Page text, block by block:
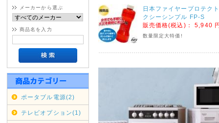
メーカーから選ぶ
商品名を入力
ポータブル電源(2)
テレビオプション(1)
ヤマトホームコンビニエンス・
連絡がございましたのでご注文
ヤマトホームコンビニエンス
※大型・超大型商品対象
佐賀県・大分県・熊本県全域
福岡県・長崎県 全域 9月6日(
期間変更の可能性もございま
日本ファイヤープロテク
クシーシンプル FP-S
販売価格(税込)：5,940
数量限定大特価!